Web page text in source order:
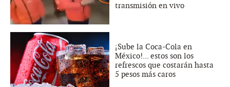
transmisión en vivo
¡Sube la Coca-Cola en
México!... estos son los
refrescos que costarán hasta
5 pesos más caros